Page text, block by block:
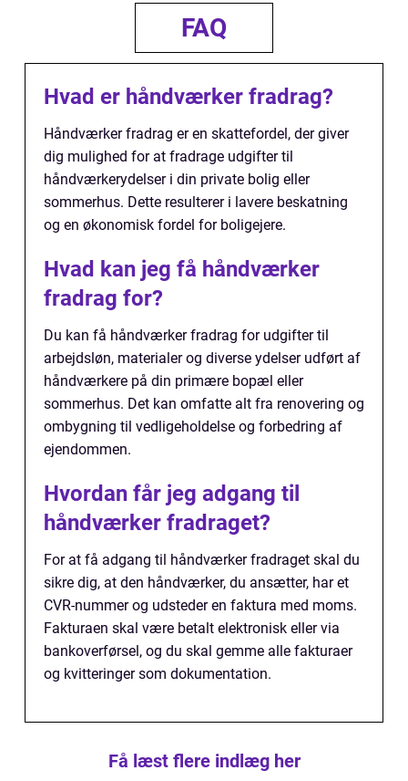
FAQ
Hvad er håndværker fradrag?
Håndværker fradrag er en skattefordel, der giver
dig mulighed for at fradrage udgifter til
håndværkerydelser i din private bolig eller
sommerhus. Dette resulterer i lavere beskatning
og en økonomisk fordel for boligejere.
Hvad kan jeg få håndværker
fradrag for?
Du kan få håndværker fradrag for udgifter til
arbejdsløn, materialer og diverse ydelser udført af
håndværkere på din primære bopæl eller
sommerhus. Det kan omfatte alt fra renovering og
ombygning til vedligeholdelse og forbedring af
ejendommen.
Hvordan får jeg adgang til
håndværker fradraget?
For at få adgang til håndværker fradraget skal du
sikre dig, at den håndværker, du ansætter, har et
CVR-nummer og udsteder en faktura med moms.
Fakturaen skal være betalt elektronisk eller via
bankoverførsel, og du skal gemme alle fakturaer
og kvitteringer som dokumentation.
Få læst flere indlæg her